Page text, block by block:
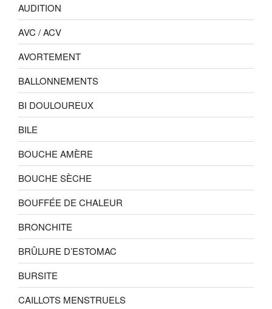
AUDITION
AVC / ACV
AVORTEMENT
BALLONNEMENTS
BI DOULOUREUX
BILE
BOUCHE AMÈRE
BOUCHE SÈCHE
BOUFFÉE DE CHALEUR
BRONCHITE
BRÛLURE D’ESTOMAC
BURSITE
CAILLOTS MENSTRUELS